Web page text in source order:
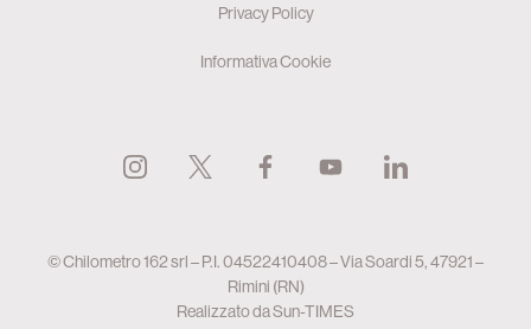
Privacy Policy
Informativa Cookie
© Chilometro 162 srl – P.I. 04522410408 – Via Soardi 5, 47921 –
Rimini (RN)
Realizzato daSun-TIMES